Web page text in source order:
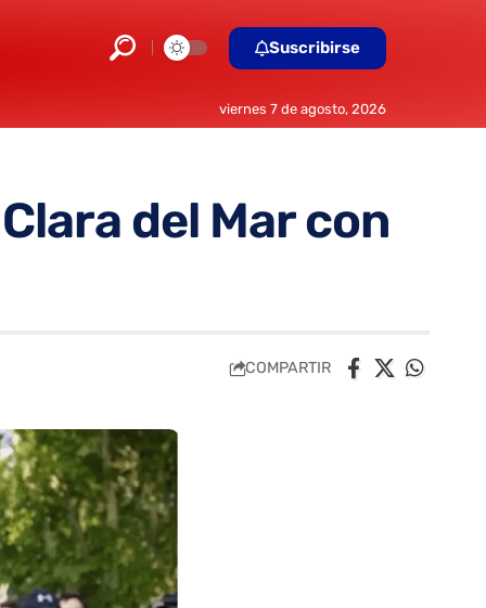
Suscribirse
viernes 7 de agosto, 2026
del Mar con
COMPARTIR